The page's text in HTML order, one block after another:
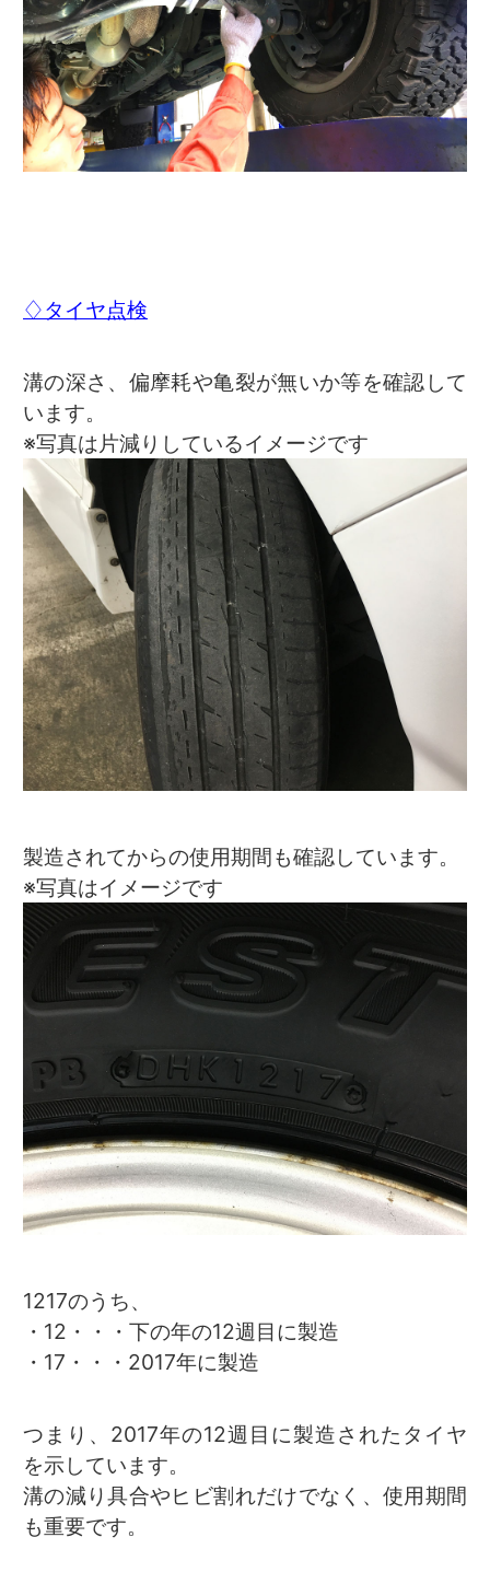
♢タイヤ点検
溝の深さ、偏摩耗や亀裂が無いか等を確認して
います。
※写真は片減りしているイメージです
製造されてからの使用期間も確認しています。
※写真はイメージです
1217のうち、
・12・・・下の年の12週目に製造
・17・・・2017年に製造
つまり、2017年の12週目に製造されたタイヤ
を示しています。
溝の減り具合やヒビ割れだけでなく、使用期間
も重要です。